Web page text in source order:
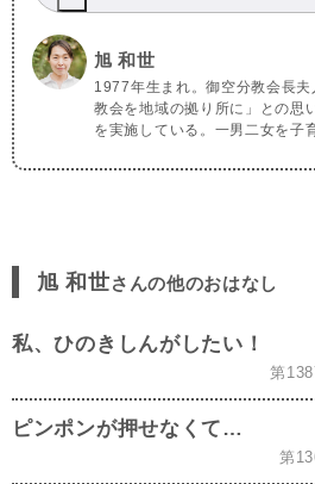
旭 和世
1977年生まれ。御空分教会長夫
教会を地域の拠り所に」との思
を実施している。一男二女を子
旭 和世さんの他のおはなし
私、ひのきしんがしたい！
第
ピンポンが押せなくて…
第